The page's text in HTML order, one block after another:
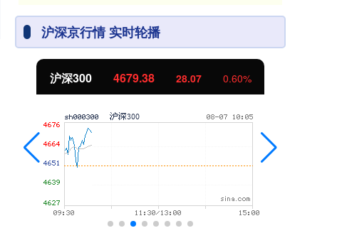
沪深京行情 实时轮播
沪深300 4679.38 28.07 0.60%